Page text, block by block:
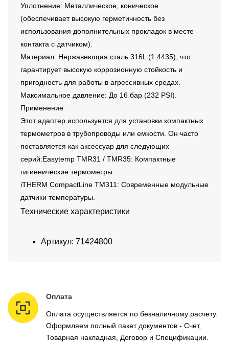
Уплотнение: Металлическое, коническое
(обеспечивает высокую герметичность без
использования дополнительных прокладок в месте
контакта с датчиком).
Материал: Нержавеющая сталь 316L (1.4435), что
гарантирует высокую коррозионную стойкость и
пригодность для работы в агрессивных средах.
Максимальное давление: До 16 бар (232 PSI).
Применение
Этот адаптер используется для установки компактных
термометров в трубопроводы или емкости. Он часто
поставляется как аксессуар для следующих
серий:Easytemp TMR31 / TMR35: Компактные
гигиенические термометры.
iTHERM CompactLine TM311: Современные модульные
датчики температуры.
Технические характеристики
Артикул: 71424800
Оплата
Оплата осуществляется по безналичному расчету.
Оформляем полный пакет документов - Счет,
Товарная накладная, Договор и Спецификации.